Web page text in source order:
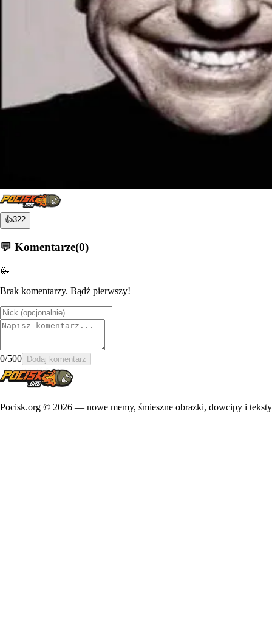
👍322
💬 Komentarze(0)
🦗
Brak komentarzy. Bądź pierwszy!
0/500 Dodaj komentarz
Pocisk.org © 2026 — nowe memy, śmieszne obrazki, dowcipy i teksty